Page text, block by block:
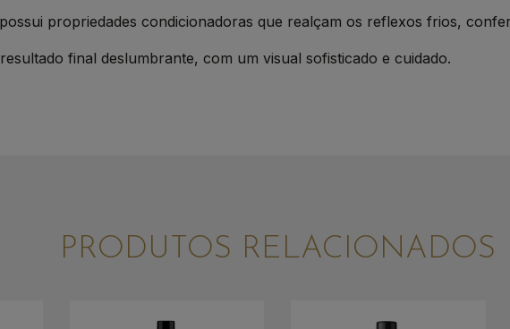
propriedades condicionadoras que realçam os reflexos frios,
final deslumbrante, com um visual sofisticado e cuidado.
PRODUTOS RELACIONADOS